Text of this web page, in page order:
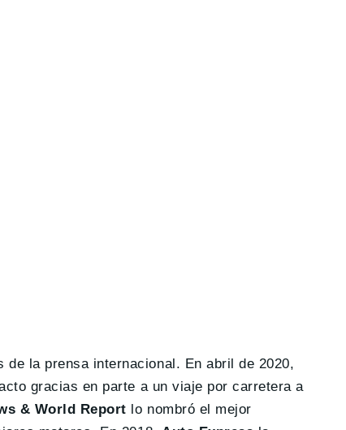
de la prensa internacional. En abril de 2020,
gracias en parte a un viaje por carretera a
& World Report lo nombró el mejor